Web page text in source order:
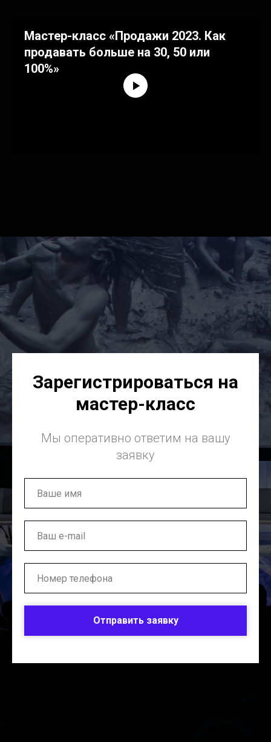
Мастер-класс «Продажи 2023. Как
продавать больше на 30, 50 или
100%»
Зарегистрироваться на
мастер-класс
Мы оперативно ответим на вашу
заявку
Отправить заявку